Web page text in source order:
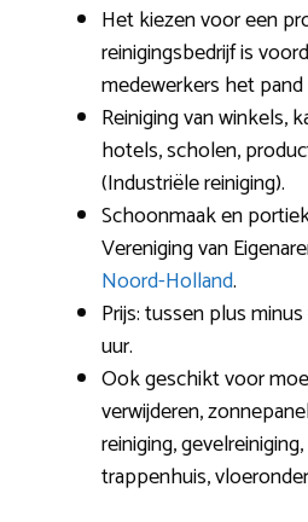
Het kiezen voor een
reinigingsbedrijf is
medewerkers het
Reiniging van winkels,
hotels, scholen,
(Industriële reiniging).
Schoonmaak en
Vereniging van
Noord-Holland.
Prijs: tussen plus
uur.
Ook geschikt voor
verwijderen,
reiniging,
trappenhuis,